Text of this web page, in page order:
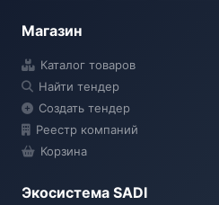
Магазин
Каталог товаров
Найти тендер
Создать тендер
Реестр компаний
Корзина
Экосистема SADI